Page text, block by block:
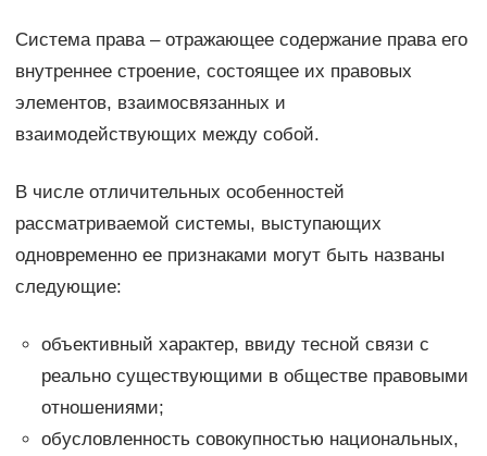
Система права – отражающее содержание права его
внутреннее строение, состоящее их правовых
элементов, взаимосвязанных и
взаимодействующих между собой.
В числе отличительных особенностей
рассматриваемой системы, выступающих
одновременно ее признаками могут быть названы
следующие:
объективный характер, ввиду тесной связи с
реально существующими в обществе правовыми
отношениями;
обусловленность совокупностью национальных,